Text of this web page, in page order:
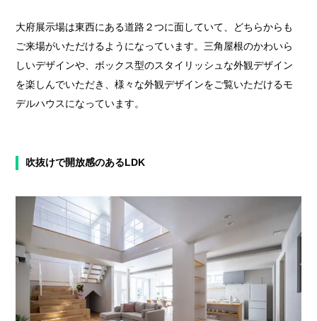
大府展示場は東西にある道路２つに面していて、どちらからも
ご来場がいただけるようになっています。三角屋根のかわいら
しいデザインや、ボックス型のスタイリッシュな外観デザイン
を楽しんでいただき、様々な外観デザインをご覧いただけるモ
デルハウスになっています。
吹抜けで開放感のあるLDK